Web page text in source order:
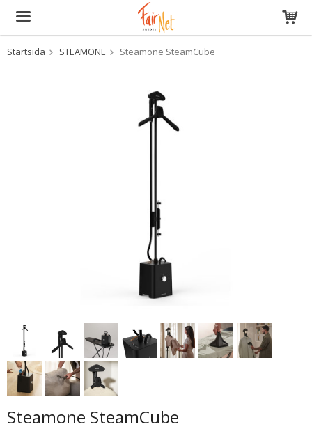
Produkten har blivit tillagd i varukorgen
Startsida STEAMONE Steamone SteamCube
Steamone SteamCube